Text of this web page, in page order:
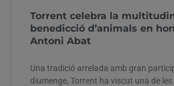
Torrent celebra la
benedicció d’animals en
Antoni Abat
Una tradició arrelada amb gran
diumenge, Torrent ha viscut una de